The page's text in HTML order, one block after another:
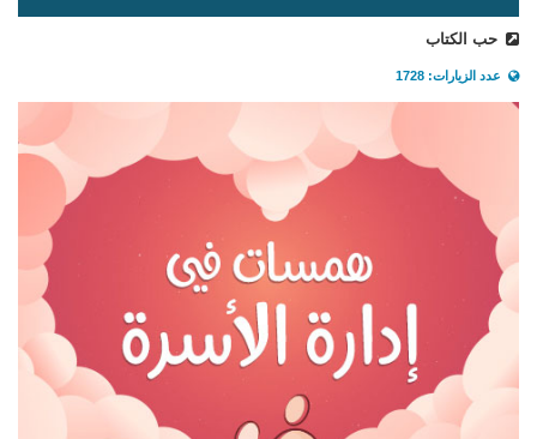
حب الكتاب
عدد الزيارات: 1728